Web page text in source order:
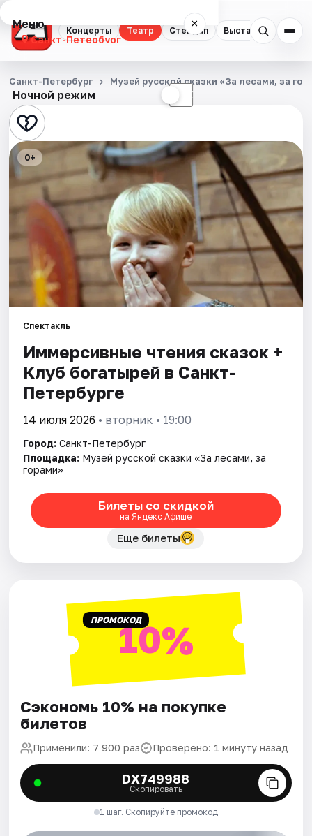
Концерты Театр Стендап Выставки
Меню ×
Санкт-Петербург
Концерты
Театр
Стендап
Выставки
Квесты
Экскурсии
Спорт
События
Города
Площадки
Артисты
Рейтинги
Ночной режим ☾
Санкт-Петербург Музей русской сказки «За лесами, за
0+
Спектакль
Иммерсивные чтения сказок +
Клуб богатырей в Санкт-
Петербурге
14 июля 2026 • вторник • 19:00
Город: Санкт-Петербург
Площадка: Музей русской сказки «За лесами, за
горами»
Билеты со скидкой
на Яндекс Афише
Еще билеты
ПРОМОКОД10%
Сэкономь 10% на покупке
билетов
Применили: 7 900 раз Проверено: 1 минуту назад
DX749988
Скопировать
1 шаг. Скопируйте промокод